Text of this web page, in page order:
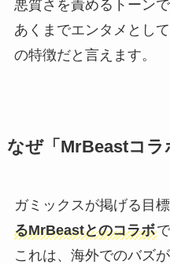
悪質さを責めるトーンで
あくまでエンタメとし
の特徴だと言えます。
なぜ「MrBeastコ
ガミックスが掲げる目標
るMrBeastとのコラボ
これは、海外でのバズ